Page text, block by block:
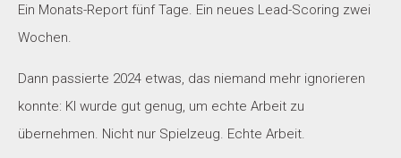
Ein Monats-Report fünf Tage. Ein neues Lead-Scoring zwei
Wochen.
Dann passierte 2024 etwas, das niemand mehr ignorieren
konnte: KI wurde gut genug, um echte Arbeit zu
übernehmen. Nicht nur Spielzeug. Echte Arbeit.